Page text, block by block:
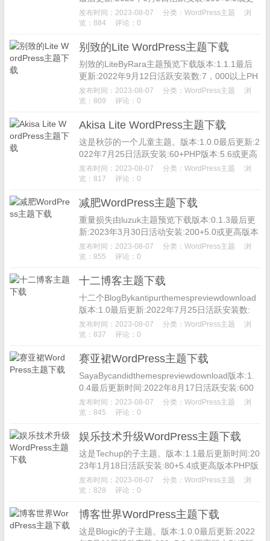
高版本PHP版本:7....
发布时间：2023-08-07 分类： WordPress主题
浏
览：884
评论：0
别致的Lite WordPress主题下载
别致的LiteByRara主题预览下载版本:1.1.1最后
更新:2022年9月12日活跃安装数:7，000以上PH
P版本:5.6或更高主题主页ChicLi...
发布时间：2023-08-07 分类： WordPress主题
浏
览：809
评论：0
Akisa Lite WordPress主题下载
这是秋莎的一个儿童主题。版本:1.0.0最后更新:2
022年7月25日活跃安装:60+PHP版本:5.6或更高
主题主页Akisa是一个现代的WordPress...
发布时间：2023-08-07 分类： WordPress主题
浏
览：817
评论：0
减肥WordPress主题下载
重量损失由luzuk主题预览下载版本:0.1.3最后更
新:2023年3月30日活动安装:200+5.0或更高版本
PHP版本:7.2或更高主题主页Weight...
发布时间：2023-08-07 分类： WordPress主题
浏
览：855
评论：0
十二博客主题下载
十二个BlogBykantipurthemespreviewdownload
版本:1.0最后更新:2022年7月25日活跃安装数:
1，000以上5.1或更高...
发布时间：2023-08-07 分类： WordPress主题
浏
览：837
评论：0
赛亚裙WordPress主题下载
SayaBycandidthemespreviewdownload版本:1.
0.4最后更新时间:2022年8月17日活跃安装:600
+个5.5或更高版本PH...
发布时间：2023-08-07 分类： WordPress主题
浏
览：845
评论：0
娱乐技术升级WordPress主题下载
这是Techup的子主题。版本:1.1最后更新时间:20
23年1月18日活跃安装:80+5.4或更高版本PHP版
本:5.6或更高主题主页免费WP主题。娱乐-t...
发布时间：2023-08-07 分类： WordPress主题
浏
览：828
评论：0
博客世界WordPress主题下载
这是Blogic的子主题。版本:1.0.0最后更新:2022